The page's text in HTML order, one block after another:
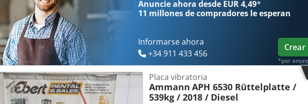
✔ Inspección minuciosa por profesionales ✔ Entrega en obra disponible ✔ Garantía
de dinero ✔ Opciones de pago seguras y flexibles 🔄 ¿Está considerando otras
Dodpeyf Dw Njfx Ab Rsck Ofrecemos herramientas y recursos útiles para todos
y operadores de equipos, fácilmente accesibles en nuestra plataforma.
Anuncie ahora desde EUR 4,49*
11 millones de compradores le esperan
Informarse ahora
+34 911 433 456
*por
Placa vibratoria
Ammann APH 6530 Rüttelplatte /
539kg / 2018 / Diesel